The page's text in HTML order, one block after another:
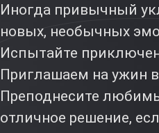
Иногда привычный
новых, необычных
Испытайте
Приглашаем на ужин
Преподнесите
отличное решение,